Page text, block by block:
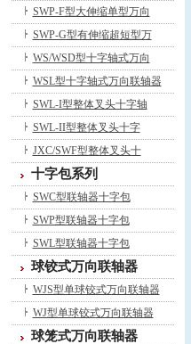
SWP-F型大伸缩单型万向
SWP-G型有伸缩超短型万
WS/WSD型十字轴式万向
WSL型十字轴式万向联轴器
SWL-I型整体叉头十字轴
SWL-II型整体叉头十字
JXC/SWF型整体叉头十
十字包系列
SWC型联轴器十字包
SWP型联轴器十字包
SWL型联轴器十字包
球铰式万向联轴器
WJS型单球铰式万向联轴器
WJ型单球铰式万向联轴器
球笼式万向联轴器